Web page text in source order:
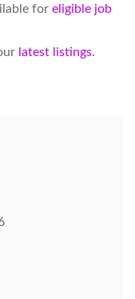
for eligible job
latest listings.